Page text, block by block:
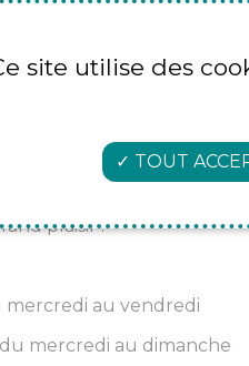
accueillir à la pizzeria
une histoire d'amitié,
ont mangé pas mal !
produits frais et des
les saisons et les
plaisir !
mercredi au vendredi
du mercredi au dimanche
site utilise des
TOUT